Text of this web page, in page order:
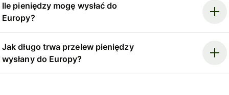
Ile pieniędzy mogę wysłać do
Europy?
Jak długo trwa przelew pieniędzy
wysłany do Europy?